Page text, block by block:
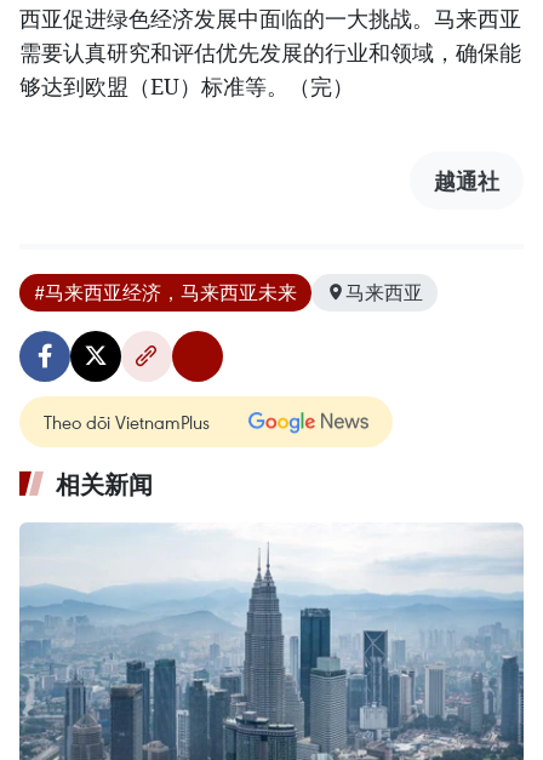
西亚促进绿色经济发展中面临的一大挑战。马来西亚
需要认真研究和评估优先发展的行业和领域，确保能
够达到欧盟（EU）标准等。（完）
越通社
#马来西亚经济，马来西亚未来 马来西亚
Theo dõi VietnamPlus
相关新闻